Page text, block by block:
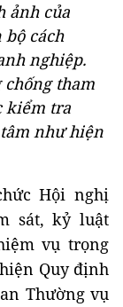
ảnh của
cách
nghiệp.
chống tham
kiểm tra
như hiện
Hội nghị
sát, kỷ luật
vụ trọng
Quy định
Thường vụ